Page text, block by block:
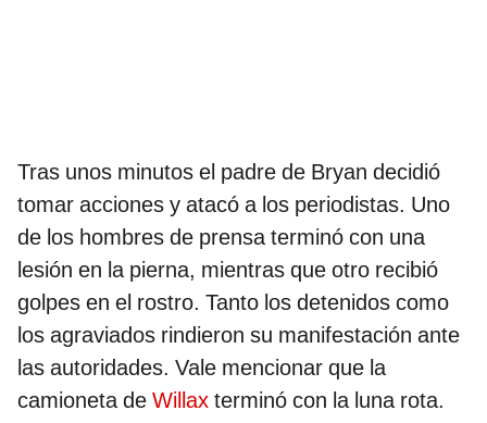
Tras unos minutos el padre de Bryan decidió
tomar acciones y atacó a los periodistas. Uno
de los hombres de prensa terminó con una
lesión en la pierna, mientras que otro recibió
golpes en el rostro. Tanto los detenidos como
los agraviados rindieron su manifestación ante
las autoridades. Vale mencionar que la
camioneta de Willax terminó con la luna rota.